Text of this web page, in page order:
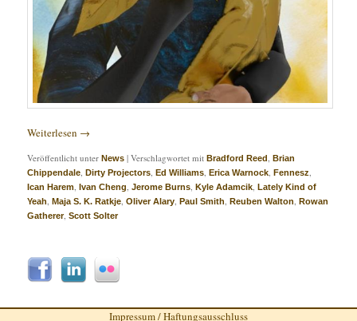
Weiterlesen →
Veröffentlicht unter News |Verschlagwortet mit Bradford Reed,Brian
Chippendale,Dirty Projectors,Ed Williams,Erica Warnock,Fennesz,
Ican Harem, Ivan Cheng,Jerome Burns,Kyle Adamcik,Lately Kind of
Yeah,Maja S. K. Ratkje,Oliver Alary,Paul Smith,Reuben Walton,Rowan
Gatherer,Scott Solter
Impressum / Haftungsausschluss